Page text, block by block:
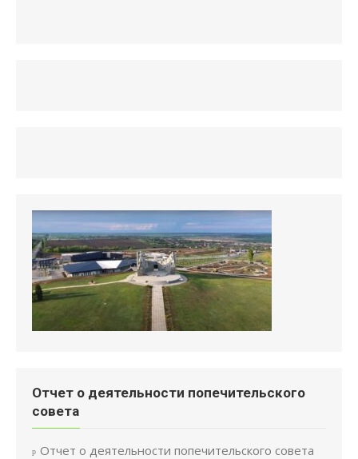
Отчет о деятельности попечительского
совета
Отчет о деятельности попечительского совета